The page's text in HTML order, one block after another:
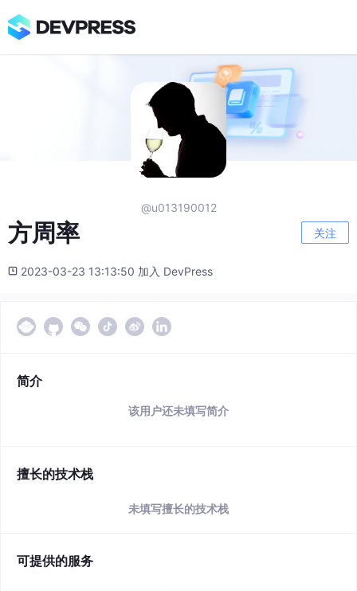
@u013190012
方周率 关注
2023-03-23 13:13:50 加入 DevPress
简介
该用户还未填写简介
擅长的技术栈
未填写擅长的技术栈
可提供的服务